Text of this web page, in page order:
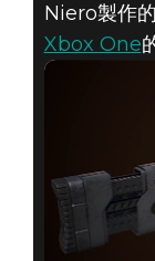
Niero製作的
Xbox One